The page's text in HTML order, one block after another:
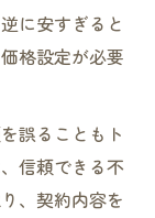
に安すぎると
格設定が必要
誤ることもト
信頼できる不
、契約内容を